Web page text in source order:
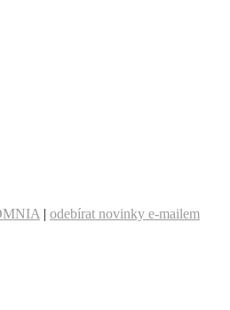
| odebírat novinky e-mailem